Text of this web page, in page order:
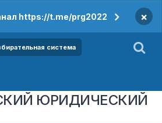
https://t.me/prg2022 ×
система
ЮРИДИЧЕСКИЙ